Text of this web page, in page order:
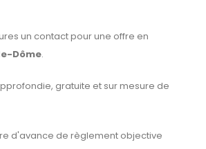
un contact pour une offre en
Dôme.
gratuite et sur mesure de
d'avance de règlement objective